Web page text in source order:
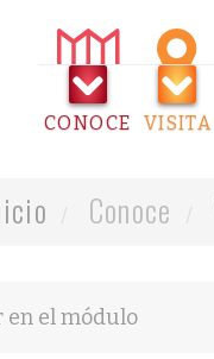
CONOCE VISITA
Conoce